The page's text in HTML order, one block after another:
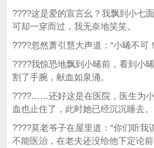
????这是爱的宣言幺？我飘到小七
可却一穿而过，我无奈地笑笑。
????忽然萧引慧大声道：“小晞不可
????我惊恐地飘到小晞前，看到小
割了手腕，献血如泉涌。
????……还好这是在医院，医生为
血也止住了，此时她已经沉沉睡去。
????莫老爷子在屋里道：“你们听我
不能医治，在老夫还没给他下定论